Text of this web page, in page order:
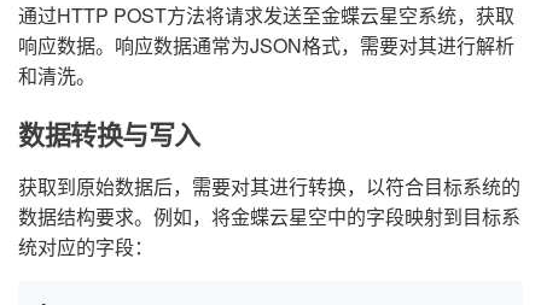
通过HTTP POST方法将请求发送至金蝶云星空系统，获取
响应数据。响应数据通常为JSON格式，需要对其进行解析
和清洗。
数据转换与写入
获取到原始数据后，需要对其进行转换，以符合目标系统的
数据结构要求。例如，将金蝶云星空中的字段映射到目标系
统对应的字段：